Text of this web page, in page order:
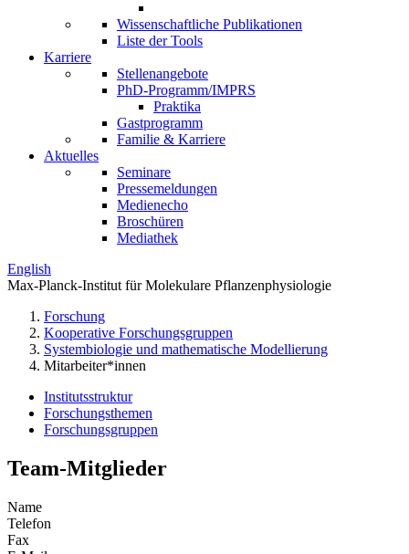
Wissenschaftliche Publikationen
Liste der Tools
Karriere
Stellenangebote
PhD-Programm/IMPRS
Praktika
Gastprogramm
Familie & Karriere
Aktuelles
Seminare
Pressemeldungen
Medienecho
Broschüren
Mediathek
English
Max-Planck-Institut für Molekulare Pflanzenphysiologie
Forschung
Kooperative Forschungsgruppen
Systembiologie und mathematische Modellierung
Mitarbeiter*innen
Institutsstruktur
Forschungsthemen
Forschungsgruppen
Team-Mitglieder
Name
Telefon
Fax